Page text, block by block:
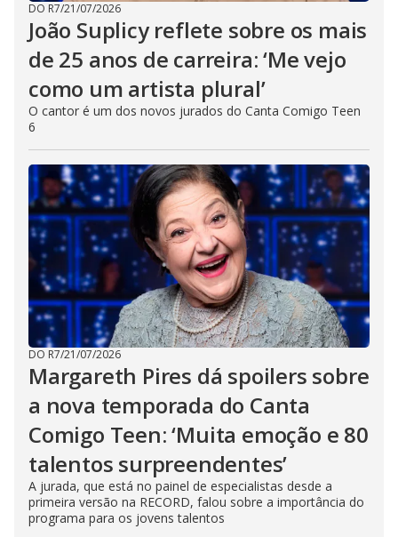
DO R7/21/07/2026
João Suplicy reflete sobre os mais
de 25 anos de carreira: ‘Me vejo
como um artista plural’
O cantor é um dos novos jurados do Canta Comigo Teen
6
DO R7/21/07/2026
Margareth Pires dá spoilers sobre
a nova temporada do Canta
Comigo Teen: ‘Muita emoção e 80
talentos surpreendentes’
A jurada, que está no painel de especialistas desde a
primeira versão na RECORD, falou sobre a importância do
programa para os jovens talentos